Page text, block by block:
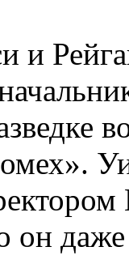
и
даже